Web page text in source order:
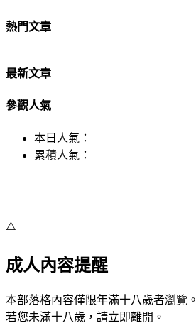
熱門文章
最新文章
參觀人氣
本日人氣：
累積人氣：
⚠️
成人內容提醒
本部落格內容僅限年滿十八歲者瀏覽。
若您未滿十八歲，請立即離開。